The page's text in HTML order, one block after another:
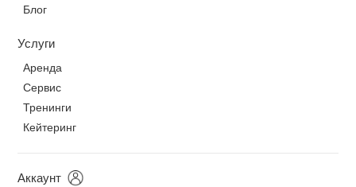
Блог
Услуги
Аренда
Сервис
Тренинги
Кейтеринг
Аккаунт